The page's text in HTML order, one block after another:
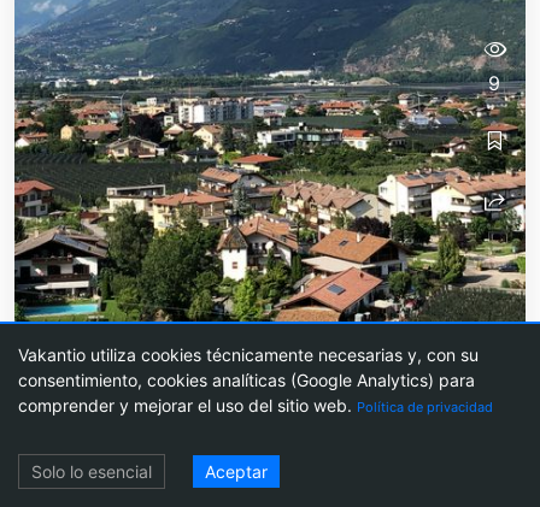
Senderismo Marlinger Waalweg
9
fleesensee
Vakantio utiliza cookies técnicamente necesarias y, con su
consentimiento, cookies analíticas (Google Analytics) para
comprender y mejorar el uso del sitio web. Política de privacidad
Solo lo esencial Aceptar